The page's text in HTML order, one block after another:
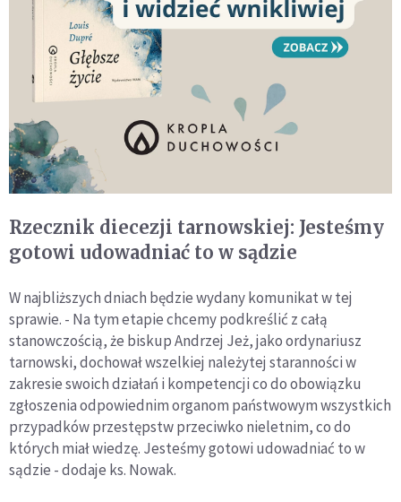
Rzecznik diecezji tarnowskiej: Jesteśmy
gotowi udowadniać to w sądzie
W najbliższych dniach będzie wydany komunikat w tej
sprawie. - Na tym etapie chcemy podkreślić z całą
stanowczością, że biskup Andrzej Jeż, jako ordynariusz
tarnowski, dochował wszelkiej należytej staranności w
zakresie swoich działań i kompetencji co do obowiązku
zgłoszenia odpowiednim organom państwowym wszystkich
przypadków przestępstw przeciwko nieletnim, co do
których miał wiedzę. Jesteśmy gotowi udowadniać to w
sądzie - dodaje ks. Nowak.